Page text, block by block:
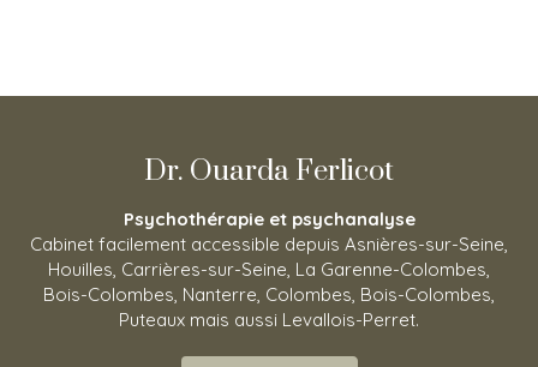
Dr. Ouarda Ferlicot
Psychothérapie et psychanalyse
Cabinet facilement accessible depuis Asnières-sur-Seine,
Houilles, Carrières-sur-Seine, La Garenne-Colombes,
Bois-Colombes, Nanterre, Colombes, Bois-Colombes,
Puteaux mais aussi Levallois-Perret.